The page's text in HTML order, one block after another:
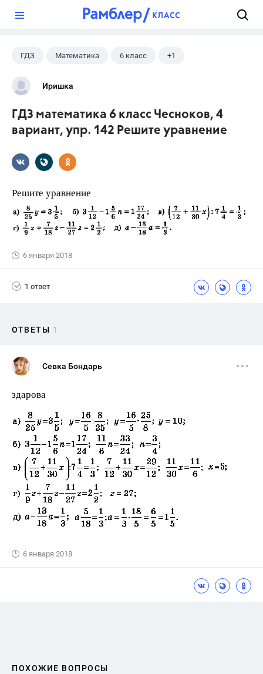
ГДЗ Математика 6 класс +1
Чесноков А.С.
Иришка
ГДЗ математика 6 класс Чесноков, 4
вариант, упр. 142 Решите уравнение
Решите уравнение
6 января 2018
1 ответ
ОТВЕТЫ 1
Севка Бондарь
здарова
6 января 2018
ПОХОЖИЕ ВОПРОСЫ